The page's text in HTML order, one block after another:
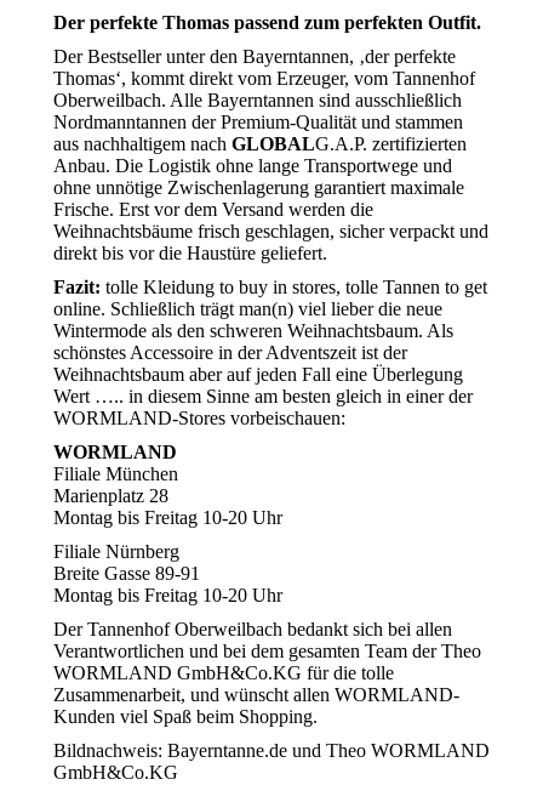
Der perfekte Thomas passend zum perfekten Outfit.
Der Bestseller unter den Bayerntannen, ‚der perfekte
Thomas‘, kommt direkt vom Erzeuger, vom Tannenhof
Oberweilbach. Alle Bayerntannen sind ausschließlich
Nordmanntannen der Premium-Qualität und stammen
aus nachhaltigem nach GLOBALG.A.P. zertifizierten
Anbau. Die Logistik ohne lange Transportwege und
ohne unnötige Zwischenlagerung garantiert maximale
Frische. Erst vor dem Versand werden die
Weihnachtsbäume frisch geschlagen, sicher verpackt und
direkt bis vor die Haustüre geliefert.
Fazit: tolle Kleidung to buy in stores, tolle Tannen to get
online. Schließlich trägt man(n) viel lieber die neue
Wintermode als den schweren Weihnachtsbaum. Als
schönstes Accessoire in der Adventszeit ist der
Weihnachtsbaum aber auf jeden Fall eine Überlegung
Wert ….. in diesem Sinne am besten gleich in einer der
WORMLAND-Stores vorbeischauen:
WORMLAND
Filiale München
Marienplatz 28
Montag bis Freitag 10-20 Uhr
Filiale Nürnberg
Breite Gasse 89-91
Montag bis Freitag 10-20 Uhr
Der Tannenhof Oberweilbach bedankt sich bei allen
Verantwortlichen und bei dem gesamten Team der Theo
WORMLAND GmbH&Co.KG für die tolle
Zusammenarbeit, und wünscht allen WORMLAND-
Kunden viel Spaß beim Shopping.
Bildnachweis: Bayerntanne.de und Theo WORMLAND
GmbH&Co.KG